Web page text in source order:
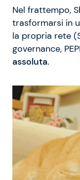
Nel frattempo,
trasformarsi in
la propria rete
governance,
assoluta.